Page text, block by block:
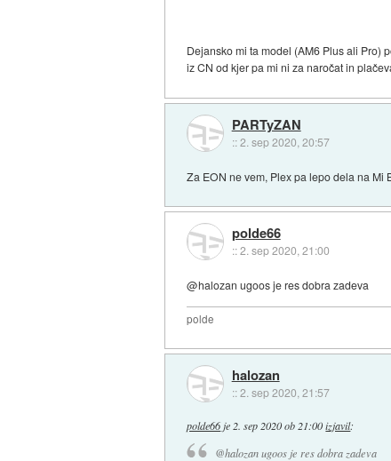
Dejansko mi ta model (AM6 Plus ali Pro)
iz CN od kjer pa mi ni za naročat in
PARTyZAN
::2. sep 2020, 20:57
Za EON ne vem, Plex pa lepo dela na Mi
polde66
::2. sep 2020, 21:00
@halozan ugoos je res dobra zadeva
polde
halozan
::2. sep 2020, 21:57
polde66je2. sep 2020 ob 21:00 izjavil:
@halozan ugoos je res dobra zadeva